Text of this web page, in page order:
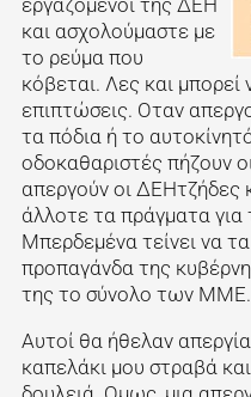
εργαζόμενοι της ΔΕΗ
και ασχολούμαστε με
το ρεύμα που
κόβεται. Λες και μπορεί
επιπτώσεις. Οταν
τα πόδια ή το
οδοκαθαριστές πήζουν
απεργούν οι ΔΕΗτζήδες
άλλοτε τα πράγματα για
Μπερδεμένα τείνει να
προπαγάνδα της
της το σύνολο των ΜΜΕ.
Αυτοί θα ήθελαν
καπελάκι μου στραβά